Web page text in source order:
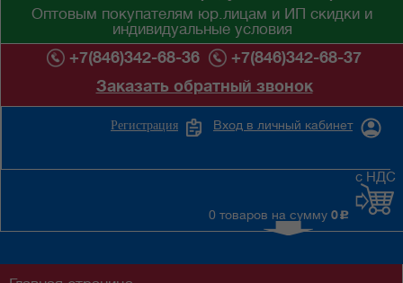
Оптовым покупателям юр.лицам и ИП скидки и
индивидуальные условия
+7(846)342-68-36
+7(846)342-68-37
Заказать обратный звонок
Вход в личный кабинет
Регистрация
0 товаров на сумму 0 c
с НДС